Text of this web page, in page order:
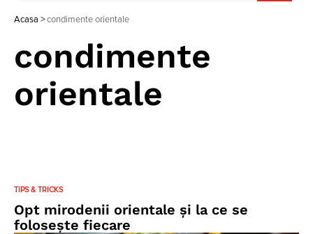
Acasa >condimente orientale
condimente
orientale
TIPS & TRICKS
Opt mirodenii orientale și la ce se
folosește fiecare